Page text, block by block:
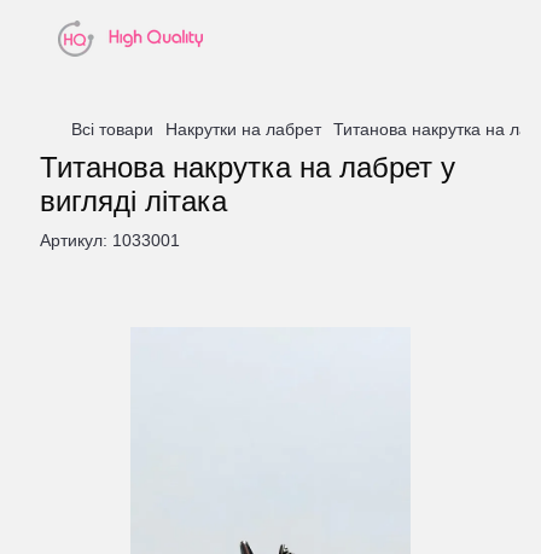
Всі товари Накрутки на лабрет Титанова накрутка на
Титанова накрутка на лабрет у
вигляді літака
Артикул: 1033001